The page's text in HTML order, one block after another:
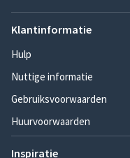
Klantinformatie
Hulp
Nuttige informatie
Gebruiksvoorwaarden
Huurvoorwaarden
Inspiratie